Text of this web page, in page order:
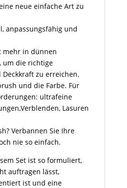
neue einfache Art zu
anpassungsfähig und
mehr in dünnen
um die richtige
zu erreichen.
und die Farbe. Für
ultrafeine
Lasuren
Verbannen Sie Ihre
nie so einfach.
Set ist so formuliert,
auftragen lässt,
ist und eine